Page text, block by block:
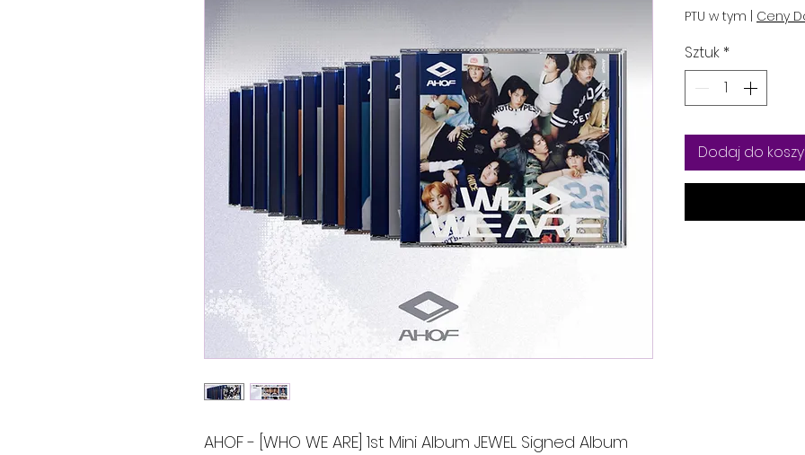
AHOF - [WHO WE ARE] 1st Mini Album JEWEL Signed Album
PTU w tym Ceny
Sztuk *
Dodaj do